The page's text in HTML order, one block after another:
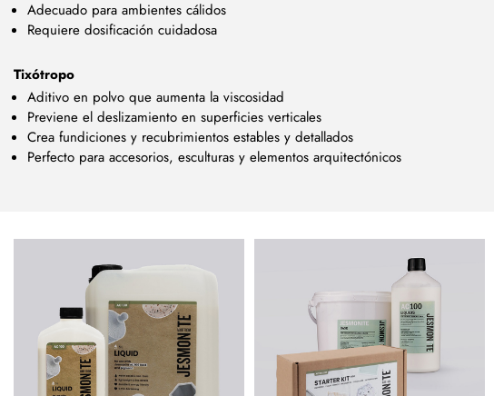
Adecuado para ambientes cálidos
Requiere dosificación cuidadosa
Tixótropo
Aditivo en polvo que aumenta la viscosidad
Previene el deslizamiento en superficies verticales
Crea fundiciones y recubrimientos estables y detallados
Perfecto para accesorios, esculturas y elementos arquitectónicos